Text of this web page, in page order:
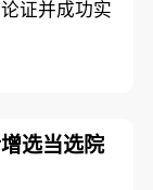
证并成功实
选当选院